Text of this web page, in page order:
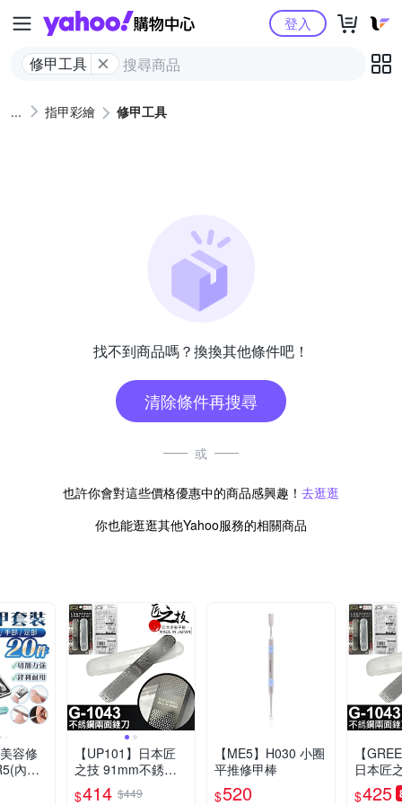
Yahoo購物中心
修甲工具
登入
指甲彩繪 修甲工具
找不到商品嗎？換換其他條件吧！
清除條件再搜尋
或
也許你會對這些價格優惠中的商品感興趣！ 去逛逛
你也能逛逛其他Yahoo服務的相關商品
容修
內含
【UP101】日本匠
之技 91mm不銹鋼
兩面銼刀(指甲銼刀
$414 $449
【ME5】H030 小圈
平推修甲棒
$520
【
日本匠
不銹鋼
$425